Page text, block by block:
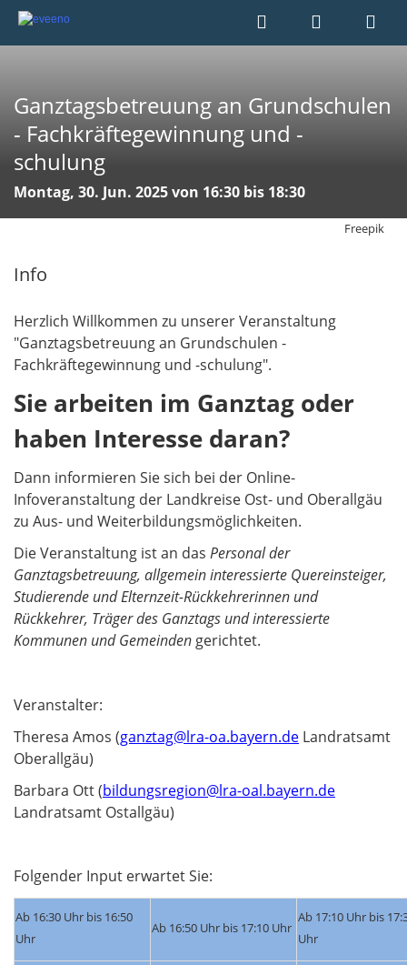
Ganztagsbetreuung an Grundschulen
- Fachkräftegewinnung und -
schulung
Montag, 30. Jun. 2025 von 16:30 bis 18:30
Freepik
Info
Herzlich Willkommen zu unserer Veranstaltung
"Ganztagsbetreuung an Grundschulen -
Fachkräftegewinnung und -schulung".
Sie arbeiten im Ganztag oder
haben Interesse daran?
Dann informieren Sie sich bei der Online-
Infoveranstaltung der Landkreise Ost- und Oberallgäu
zu Aus- und Weiterbildungsmöglichkeiten.
Die Veranstaltung ist an das Personal der
Ganztagsbetreuung, allgemein interessierte Quereinsteiger,
Studierende und Elternzeit-Rückkehrerinnen und
Rückkehrer, Träger des Ganztags und interessierte
Kommunen und Gemeinden gerichtet.
Veranstalter:
Theresa Amos (ganztag@lra-oa.bayern.de Landratsamt
Oberallgäu)
Barbara Ott (bildungsregion@lra-oal.bayern.de
Landratsamt Ostallgäu)
Folgender Input erwartet Sie:
Ab 16:30 Uhr bis 16:50
Uhr
Ab 16:50 Uhr bis 17:10 Uhr
Ab 17:10 Uhr bis
Uhr